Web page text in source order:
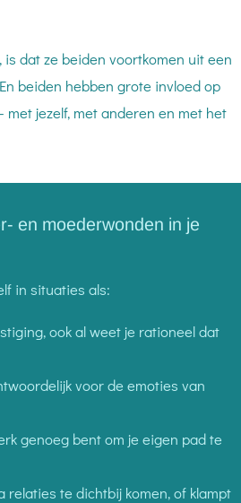
is dat ze beiden voortkomen uit een
beiden hebben grote invloed op
met jezelf, met anderen en met het
en moederwonden in je
in situaties als:
ook al weet je rationeel dat
voor de emoties van
genoeg bent om je eigen pad te
relaties te dichtbij komen, of klampt